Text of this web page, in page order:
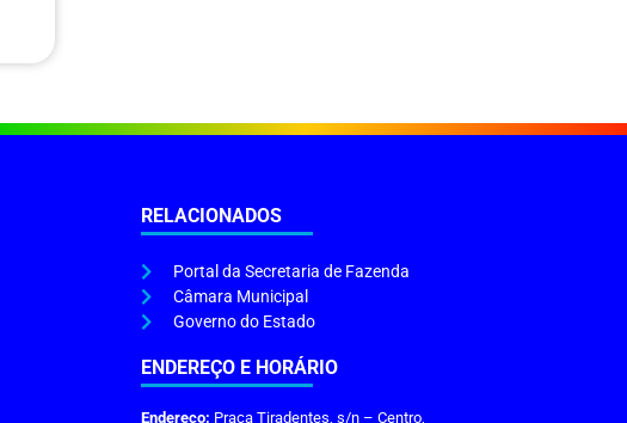
RELACIONADOS
Portal da Secretaria de Fazenda
Câmara Municipal
Governo do Estado
ENDEREÇO E HORÁRIO
Endereço: Praça Tiradentes, s/n – Centro,